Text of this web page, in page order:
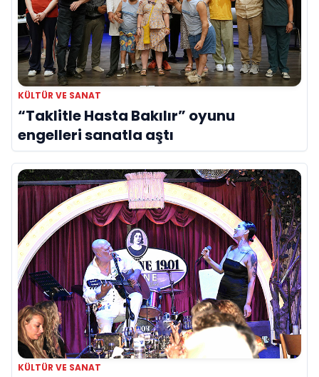
KÜLTÜR VE SANAT
“Taklitle Hasta Bakılır” oyunu
engelleri sanatla aştı
KÜLTÜR VE SANAT